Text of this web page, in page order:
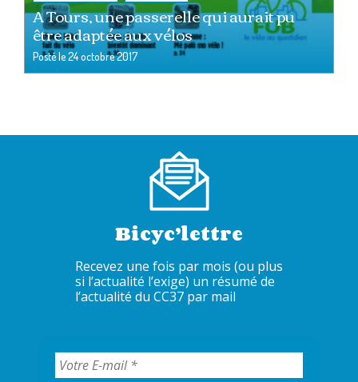
A Tours, une passerelle qui aurait pu
être adaptée aux vélos
Posté le24 octobre 2017
Bicyc’lettre
Recevez une fois par mois (ou plus
si l’actualité l’exige) un résumé de
l’actualité du CC37 par mail